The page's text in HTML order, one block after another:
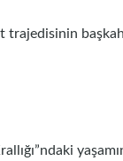
trajedisinin